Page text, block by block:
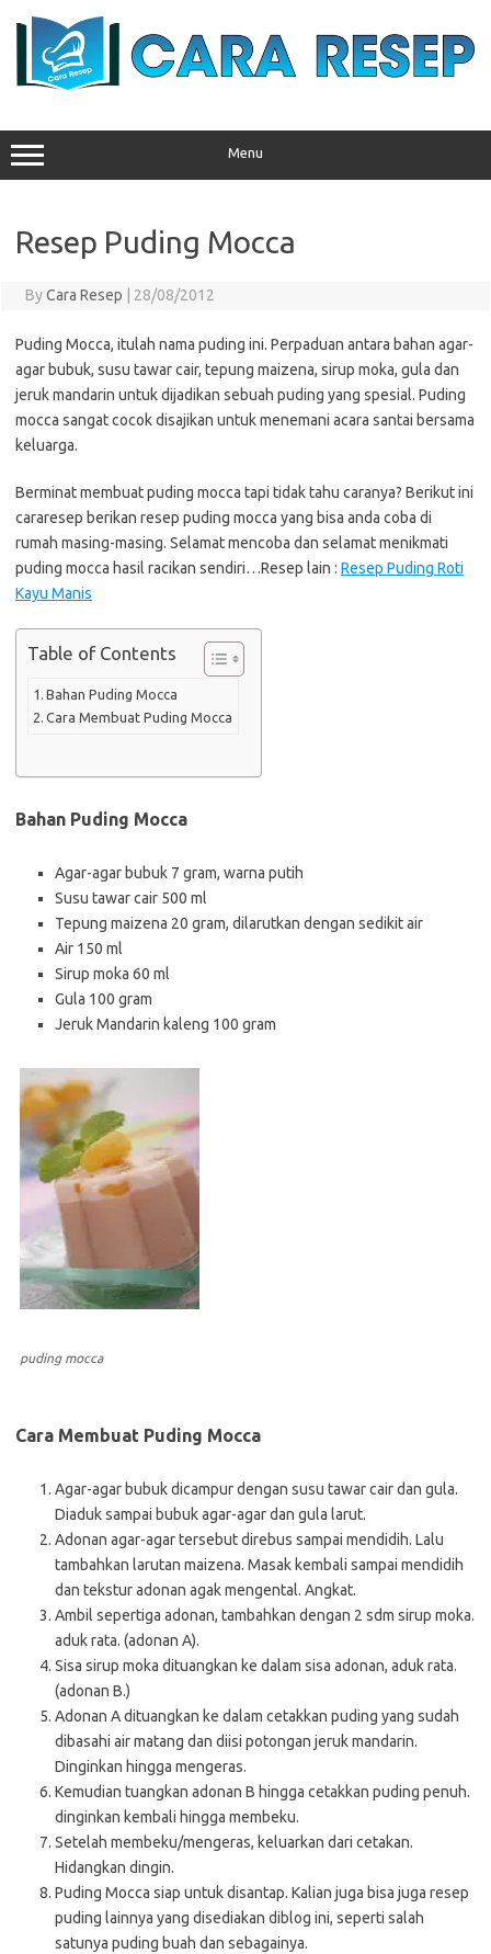
Menu
Resep Puding Mocca
ByCara Resep 28/08/2012
Puding Mocca, itulah nama puding ini. Perpaduan antara bahan agar-
agar bubuk, susu tawar cair, tepung maizena, sirup moka, gula dan
jeruk mandarin untuk dijadikan sebuah puding yang spesial. Puding
mocca sangat cocok disajikan untuk menemani acara santai bersama
keluarga.
Berminat membuat puding mocca tapi tidak tahu caranya? Berikut ini
cararesep berikan resep puding mocca yang bisa anda coba di
rumah masing-masing. Selamat mencoba dan selamat menikmati
puding mocca hasil racikan sendiri…Resep lain : Resep Puding Roti
Kayu Manis
Table of Contents
Bahan Puding Mocca
Cara Membuat Puding Mocca
Bahan Puding Mocca
Agar-agar bubuk 7 gram, warna putih
Susu tawar cair 500 ml
Tepung maizena 20 gram, dilarutkan dengan sedikit air
Air 150 ml
Sirup moka 60 ml
Gula 100 gram
Jeruk Mandarin kaleng 100 gram
puding mocca
Cara Membuat Puding Mocca
Agar-agar bubuk dicampur dengan susu tawar cair dan gula.
Diaduk sampai bubuk agar-agar dan gula larut.
Adonan agar-agar tersebut direbus sampai mendidih. Lalu
tambahkan larutan maizena. Masak kembali sampai mendidih
dan tekstur adonan agak mengental. Angkat.
Ambil sepertiga adonan, tambahkan dengan 2 sdm sirup moka.
aduk rata. (adonan A).
Sisa sirup moka dituangkan ke dalam sisa adonan, aduk rata.
(adonan B.)
Adonan A dituangkan ke dalam cetakkan puding yang sudah
dibasahi air matang dan diisi potongan jeruk mandarin.
Dinginkan hingga mengeras.
Kemudian tuangkan adonan B hingga cetakkan puding penuh.
dinginkan kembali hingga membeku.
Setelah membeku/mengeras, keluarkan dari cetakan.
Hidangkan dingin.
Puding Mocca siap untuk disantap. Kalian juga bisa juga resep
puding lainnya yang disediakan diblog ini, seperti salah
satunya puding buah dan sebagainya.